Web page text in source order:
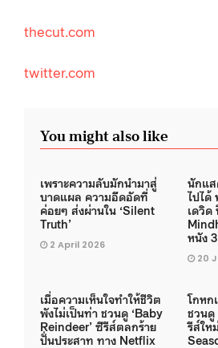
thecut.com
twitter.com
You might also like
เพราะความลับมักนำมาสู่
บาดแผล ความอึดอัดที่
ค่อยๆ ส่งผ่านใน ‘Silent
Truth’
2 April 2026
นักแส
ไปได้
เดวิด
หนัง
20
เมื่อความเห็นใจทำให้ชีวิต
พังไม่เป็นท่า ชวนดู ‘Baby
Reindeer’ ซีรีส์ตลกร้าย
ปั่นประสาท ทาง Netflix
โกหก
ชวนดู
รีส์ให